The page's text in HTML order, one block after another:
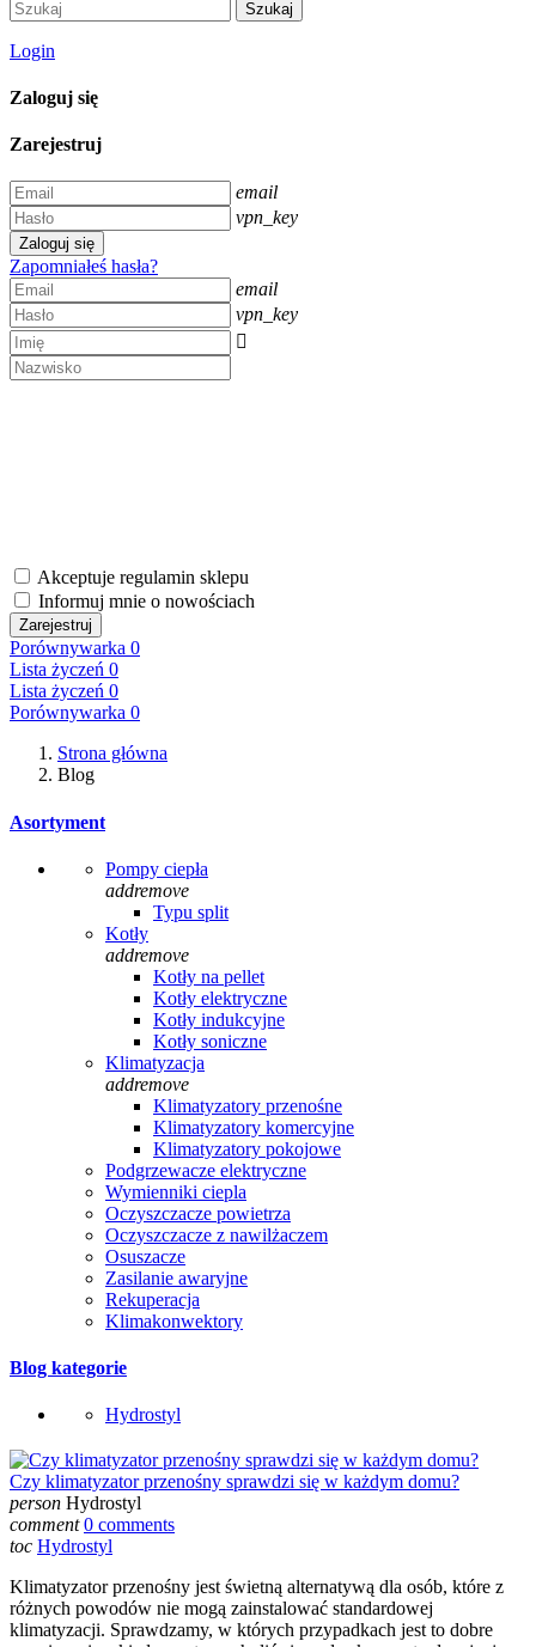
Szukaj
Login
Zaloguj się
Zarejestruj
email
vpn_key
Zaloguj się
Zapomniałeś hasła?
email
vpn_key

Akceptuje regulamin sklepu
Informuj mnie o nowościach
Zarejestruj
Porównywarka 0
Lista życzeń 0
Lista życzeń 0
Porównywarka 0
Strona główna
Blog
Asortyment
Pompy ciepła
addremove
Typu split
Kotły
addremove
Kotły na pellet
Kotły elektryczne
Kotły indukcyjne
Kotły soniczne
Klimatyzacja
addremove
Klimatyzatory przenośne
Klimatyzatory komercyjne
Klimatyzatory pokojowe
Podgrzewacze elektryczne
Wymienniki ciepla
Oczyszczacze powietrza
Oczyszczacze z nawilżaczem
Osuszacze
Zasilanie awaryjne
Rekuperacja
Klimakonwektory
Blog kategorie
Hydrostyl
Czy klimatyzator przenośny sprawdzi się w każdym domu?
person Hydrostyl
comment 0 comments
toc Hydrostyl
Klimatyzator przenośny jest świetną alternatywą dla osób, które z
różnych powodów nie mogą zainstalować standardowej
klimatyzacji. Sprawdzamy, w których przypadkach jest to dobre